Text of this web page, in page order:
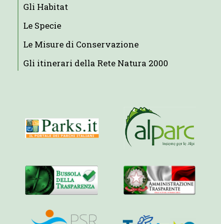
Gli Habitat
Le Specie
Le Misure di Conservazione
Gli itinerari della Rete Natura 2000